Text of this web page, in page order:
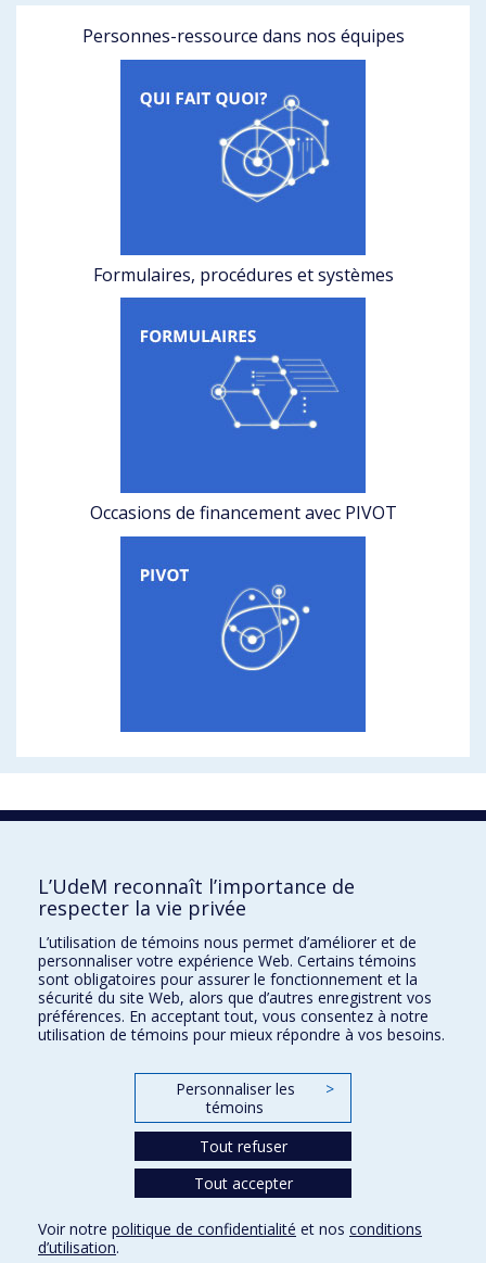
Personnes-ressource dans nos équipes
Formulaires, procédures et systèmes
Occasions de financement avec PIVOT
Université de Montréal
C.P. 6128, succursale Centre-ville
H3C 3J7
Courriel:recherche@umontreal.ca
Qui fait quoi?
L’UdeM reconnaît l’importance de
respecter la vie privée
L’utilisation de témoins nous permet d’améliorer et de
personnaliser votre expérience Web. Certains témoins
sont obligatoires pour assurer le fonctionnement et la
sécurité du site Web, alors que d’autres enregistrent vos
préférences. En acceptant tout, vous consentez à notre
utilisation de témoins pour mieux répondre à vos besoins.
Personnaliser les
témoins
>
Tout refuser
Tout accepter
Voir notre politique de confidentialité et nos conditions
d’utilisation.